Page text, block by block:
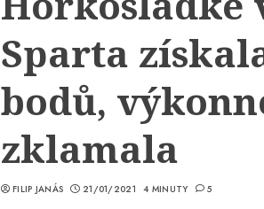
Sparta
bodů,
zklamala
FILIP JANÁS 21/01/2021 4 MINUTY 5